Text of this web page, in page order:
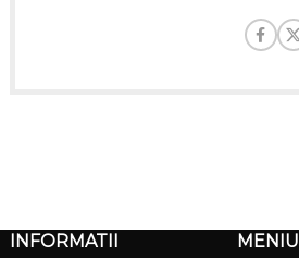
INFORMATII MENIU